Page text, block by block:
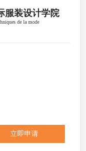
服装设计学院
de la mode
立即申请